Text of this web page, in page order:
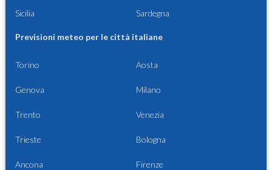
Sicilia Sardegna
Previsioni meteo per le città italiane
Torino Aosta
Genova Milano
Trento Venezia
Trieste Bologna
Ancona Firenze